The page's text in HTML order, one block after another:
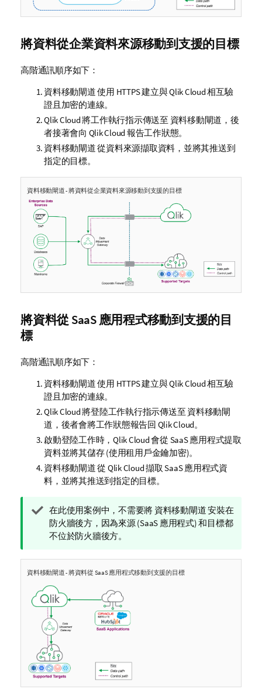
將資料從企業資料來源移動到支援的目標
高階通訊順序如下：
資料移動閘道使用 HTTPS 建立與Qlik Cloud相互驗
證且加密的連線。
Qlik Cloud將工作執行指示傳送至 資料移動閘道 ，後
者接著會向 Qlik Cloud 報告工作狀態。
資料移動閘道從資料來源擷取資料，並將其推送到
指定的目標。
資料移動閘道- 將資料從企業資料來源移動到支援的目標
將資料從 SaaS 應用程式移動到支援的目
標
高階通訊順序如下：
資料移動閘道使用 HTTPS 建立與Qlik Cloud相互驗
證且加密的連線。
Qlik Cloud將登陸工作執行指示傳送至 資料移動閘
道 ，後者會將工作狀態報告回 Qlik Cloud。
啟動登陸工作時， Qlik Cloud會從 SaaS 應用程式提取
資料並將其儲存 (使用租用戶金鑰加密)。
資料移動閘道從 Qlik Cloud擷取 SaaS 應用程式資
料，並將其推送到指定的目標。
提
示
備
在此使用案例中，不需要將 資料移動閘道安裝在
防火牆後方，因為來源 (SaaS 應用程式) 和目標都
不位於防火牆後方。
資料移動閘道- 將資料從 SaaS 應用程式移動到支援的目標